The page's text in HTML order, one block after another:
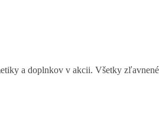
a doplnkov v akcii. Všetky